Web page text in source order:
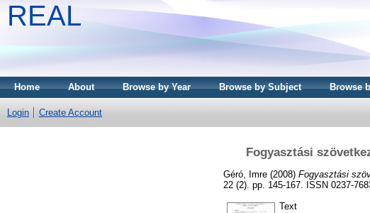
REAL
Home About Browse by Year Browse by Subject Browse
Login Create Account
Fogyasztási
Géró, Imre (2008) Fogyasztási
22 (2). pp. 145-167. ISSN 0237-
Text